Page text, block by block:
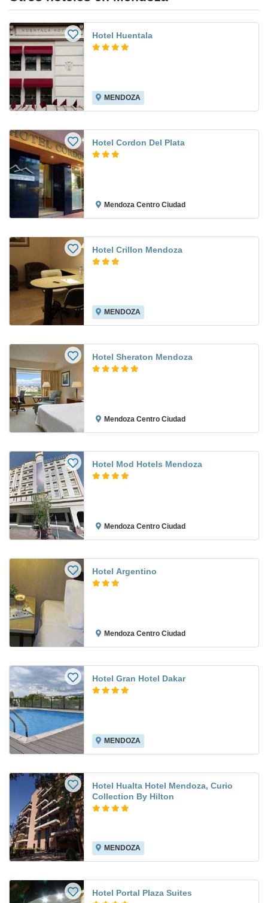
Hotel Huentala
MENDOZA
Hotel Cordon Del Plata
Mendoza Centro Ciudad
Hotel Crillon Mendoza
MENDOZA
Hotel Sheraton Mendoza
Mendoza Centro Ciudad
Hotel Mod Hotels Mendoza
Mendoza Centro Ciudad
Hotel Argentino
Mendoza Centro Ciudad
Hotel Gran Hotel Dakar
MENDOZA
Hotel Hualta Hotel Mendoza, Curio
Collection By Hilton
MENDOZA
Hotel Portal Plaza Suites